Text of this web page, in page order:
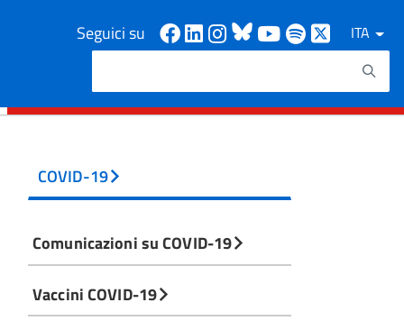
Seguici su Facebook
Linkedin
Instagram
Bluesky
Youtube
Spotify
ITA
Cerca
COVID-19
Comunicazioni su COVID-19
Vaccini COVID-19